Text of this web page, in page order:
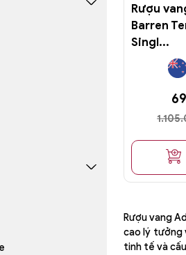
Rượu
Barren
Singl...
Rượu vang
cao lý tưởng
tinh tế và